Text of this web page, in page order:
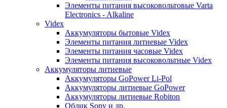
Элементы питания высоковольтовые Varta
Electronics - Alkaline
Videx
Аккумуляторы бытовые Videx
Элементы питания литиевые Videx
Элементы питания часовые Videx
Элементы питания высоковольтные Videx
Аккумуляторы литиевые
Аккумуляторы GoPower Li-Pol
Аккумуляторы литиевые GoPower
Аккумуляторы литиевые Robiton
Облик Sony и др.